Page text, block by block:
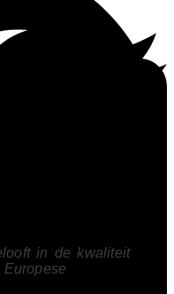
in de kwaliteit